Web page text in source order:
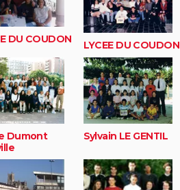
DU COUDON LYCEE DU COUDON
Dumont
Sylvain LE GENTIL